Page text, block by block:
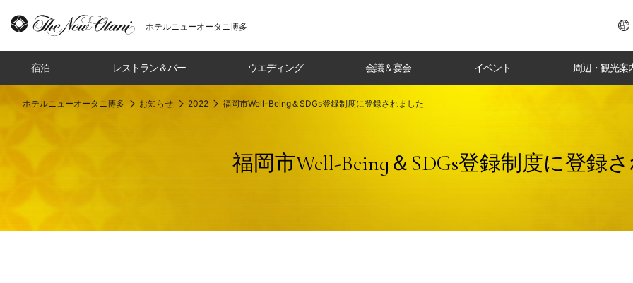
ホテルニューオータニ博多
宿泊 レストラン＆バー ウエディング 会議＆宴会 イベント 周辺・観光案
ホテルニューオータニ博多 お知らせ 2022 福岡市Well-Being＆SDGs登録制度に登録されました
福岡市Well-Being＆SDGs登録制度に登録